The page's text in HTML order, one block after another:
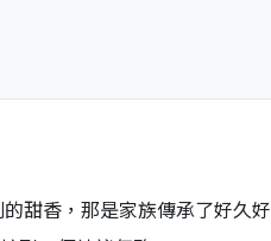
甜香，那是家族傳承了好久